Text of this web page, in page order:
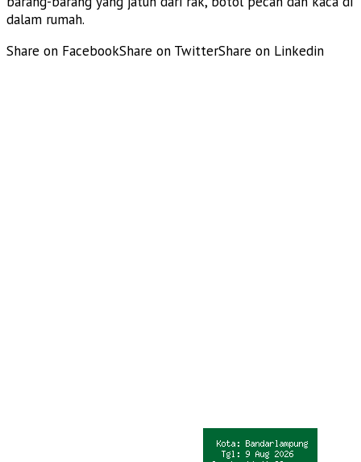
dalam rumah.
Share on FacebookShare on TwitterShare on Linkedin